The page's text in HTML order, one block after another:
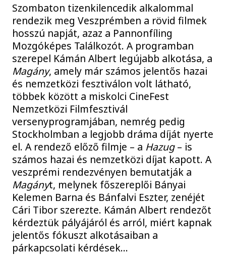
Szombaton tizenkilencedik alkalommal
rendezik meg Veszprémben a rövid filmek
hosszú napját, azaz a Pannonfíling
Mozgóképes Találkozót. A programban
szerepel Kámán Albert legújabb alkotása, a
Magány, amely már számos jelentős hazai
és nemzetközi fesztiválon volt látható,
többek között a miskolci CineFest
Nemzetközi Filmfesztivál
versenyprogramjában, nemrég pedig
Stockholmban a legjobb dráma díját nyerte
el. A rendező előző filmje – a Hazug– is
számos hazai és nemzetközi díjat kapott. A
veszprémi rendezvényen bemutatják a
Magányt, melynek főszereplői Bányai
Kelemen Barna és Bánfalvi Eszter, zenéjét
Cári Tibor szerezte. Kámán Albert rendezőt
kérdeztük pályájáról és arról, miért kapnak
jelentős fókuszt alkotásaiban a
párkapcsolati kérdések…